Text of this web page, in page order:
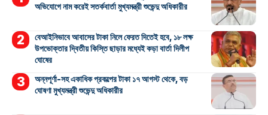
অভিযোগে নাম করেই সতর্কবার্তা মুখ্যমন্ত্রী শুভেন্দু অধিকারীর
বেআইনিভাবে আবাসের টাকা নিলে ফেরত দিতেই হবে, ১৮ লক্ষ
উপভোক্তার দ্বিতীয় কিস্তি ছাড়ার মধ্যেই কড়া বার্তা দিলীপ
ঘোষের
অন্নপূর্ণা-সহ একাধিক প্রকল্পের টাকা ১৭ আগস্ট থেকে, বড়
ঘোষণা মুখ্যমন্ত্রী শুভেন্দু অধিকারীর